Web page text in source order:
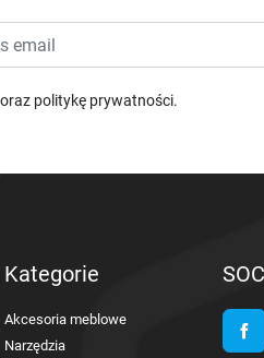
oraz politykę prywatności.
Kategorie
Akcesoria meblowe
Narzędzia